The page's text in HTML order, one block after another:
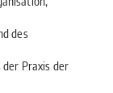
des
Praxis der